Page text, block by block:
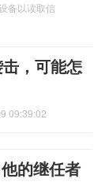
备以读取信
，可能怎
09:39:02
的继任者